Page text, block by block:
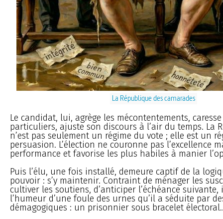
La République des camarades
Le candidat, lui, agrège les mécontentements,
particuliers, ajuste son discours à l’air du temps. La
n’est pas seulement un régime du vote ; elle est un
persuasion. L’élection ne couronne pas l’excellence
performance et favorise les plus habiles à manier
Puis l’élu, une fois installé, demeure captif de la
pouvoir : s’y maintenir. Contraint de ménager les
cultiver les soutiens, d’anticiper l’échéance
l’humeur d’une foule des urnes qu’il a séduite par
démagogiques : un prisonnier sous bracelet